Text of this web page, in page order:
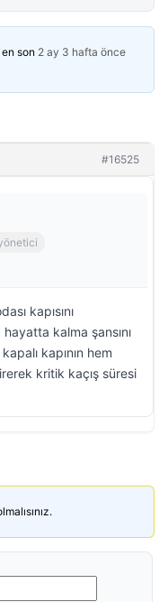
son 2 ay 3 hafta önce
#16525
kapısını
hayatta kalma şansını
kapının hem
kritik kaçış süresi